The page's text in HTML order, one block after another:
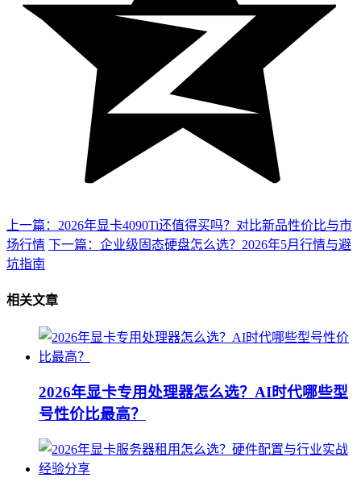
上一篇：2026年显卡4090Ti还值得买吗？对比新品性价比与市
场行情 下一篇：企业级固态硬盘怎么选？2026年5月行情与避
坑指南
相关文章
2026年显卡专用处理器怎么选？AI时代哪些型
号性价比最高？